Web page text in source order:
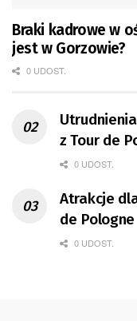
Braki kadrowe w
jest w Gorzowie?
0 UDOST.
z Tour de
0 UDOST.
Atrakcje
de Pologne
0 UDOST.